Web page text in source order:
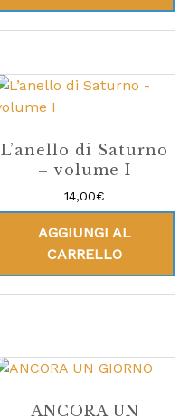
L’anello di Saturno
– volume I
14,00€
AGGIUNGI AL
CARRELLO
ANCORA UN